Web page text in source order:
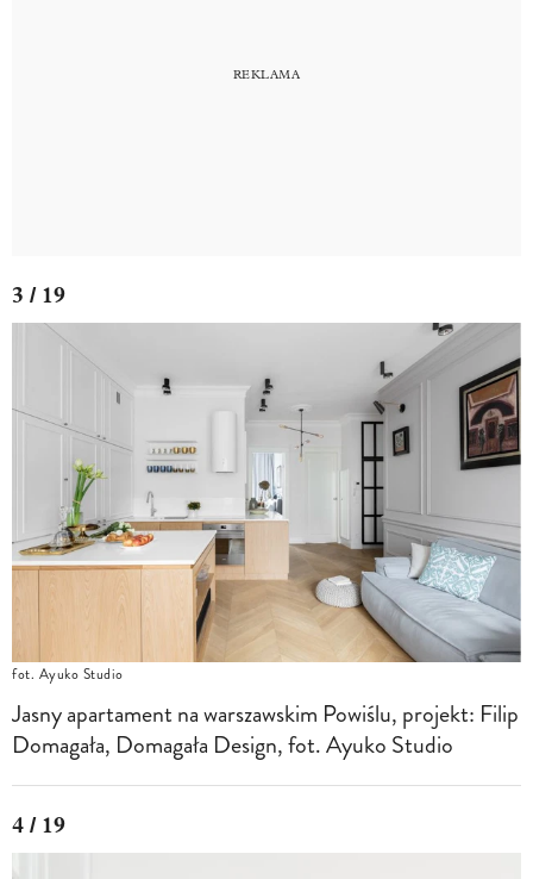
3 / 19
fot. Ayuko Studio
Jasny apartament na warszawskim Powiślu, projekt: Filip
Domagała, Domagała Design, fot. Ayuko Studio
4 / 19